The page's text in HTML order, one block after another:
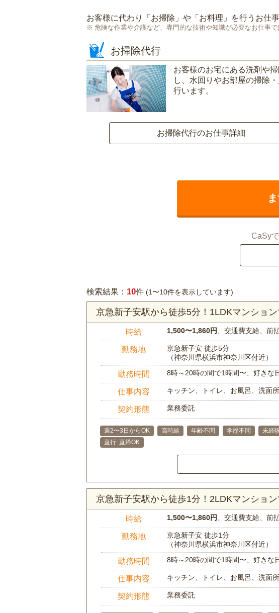
お客様に代わり「 お掃除 」や「 お料理 」を行うお仕
危険な作業や介護など、専門的な技術や知識が必要なお仕事で
お掃除代行
お客様のお宅にある洗剤や
し、水回りやお部屋の掃除
行います。
お掃除代行のお仕事詳細
CaSy
検索結果： 10件 (1〜10件を表示しています)
京急新子安駅から徒歩5分！1LDKマンショ
時給 1,500〜1,860円 、交通費支給、前
勤務地
京急新子安 徒歩5分
（神奈川県横浜市神奈川区付近）
勤務時間 8時～20時の間で1時間〜、好きな
仕事内容 キッチン、トイレ、お風呂、洗面
契約形態 業務委託
週2〜3日からOK 高時給 年齢不問 学歴不問 未経
直行･直帰OK
京急新子安駅から徒歩1分！2LDKマンショ
時給 1,500〜1,860円 、交通費支給、前
勤務地
京急新子安 徒歩1分
（神奈川県横浜市神奈川区付近）
勤務時間 8時～20時の間で1時間〜、好きな
仕事内容 キッチン、トイレ、お風呂、洗面
契約形態 業務委託